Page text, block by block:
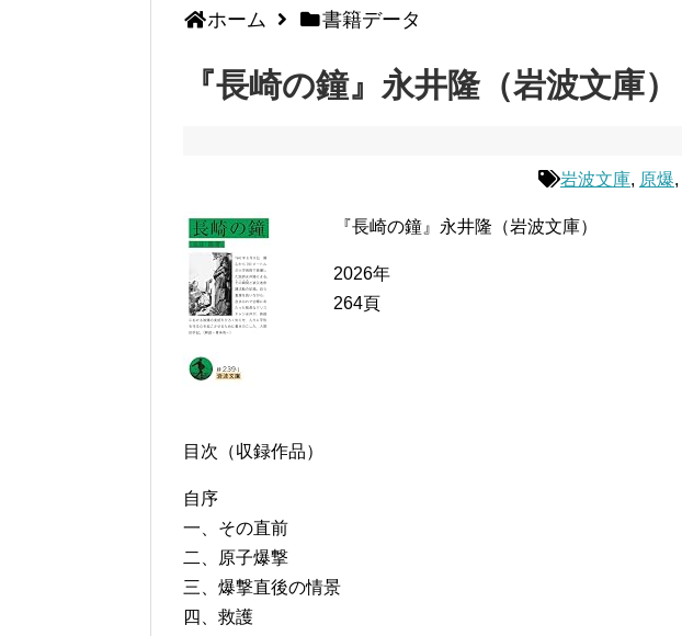
ホーム 書籍データ
『長崎の鐘』永井隆（岩波文庫）
岩波文庫, 原爆,
『長崎の鐘』永井隆（岩波文庫）
2026年
264頁
目次（収録作品）
自序
一、その直前
二、原子爆撃
三、爆撃直後の情景
四、救護